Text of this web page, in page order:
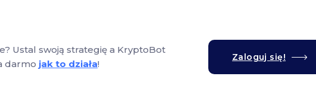
Ustal swoją strategię a KryptoBot
darmo jak to działa!
Zaloguj się!